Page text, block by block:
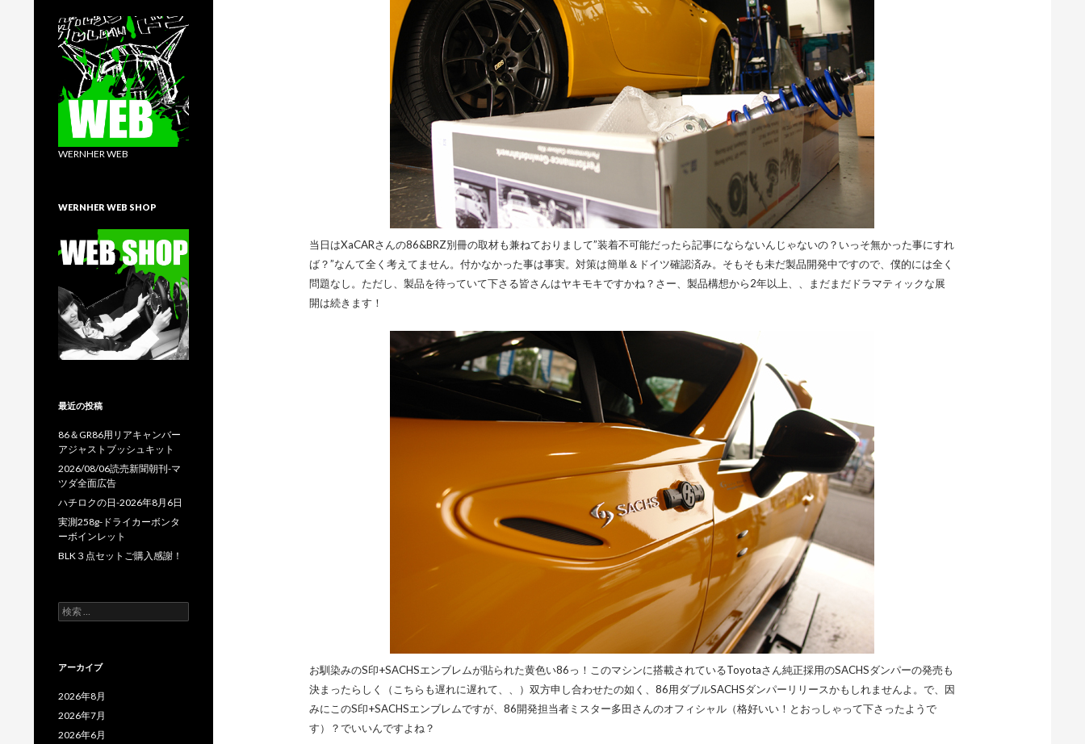
当日はXaCARさんの86&BRZ別冊の取材も兼ねておりまして”装着不可能だったら記事にならないんじゃないの？いっそ無かった事にすれ
ば？”なんて全く考えてません。付かなかった事は事実。対策は簡単＆ドイツ確認済み。そもそも未だ製品開発中ですので、僕的には全く
問題なし。ただし、製品を待っていて下さる皆さんはヤキモキですかね？さー、製品構想から2年以上、、まだまだドラマティックな展
開は続きます！
お馴染みのS印+SACHSエンブレムが貼られた黄色い86っ！このマシンに搭載されているToyotaさん純正採用のSACHSダンパーの発売も
決まったらしく（こちらも遅れに遅れて、、）双方申し合わせたの如く、86用ダブルSACHSダンパーリリースかもしれませんよ。で、因
みにこのS印+SACHSエンブレムですが、86開発担当者ミスター多田さんのオフィシャル（格好いい！とおっしゃって下さったようで
す）？でいいんですよね？
WERNHER WEB
WERNHER WEB SHOP
最近の投稿
86＆GR86用リアキャンバー
アジャストブッシュキット
2026/08/06読売新聞朝刊-マ
ツダ全面広告
ハチロクの日-2026年8月6日
実測258g-ドライカーボンタ
ーボインレット
BLK３点セットご購入感謝！
検
索
アーカイブ
2026年8月
2026年7月
2026年6月